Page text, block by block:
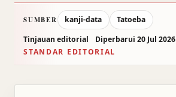
SUMBER kanji-data
Tatoeba
Tinjauan editorial
Diperbarui 20 Jul 2026
STANDAR EDITORIAL